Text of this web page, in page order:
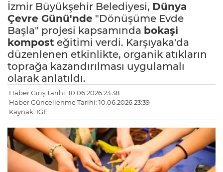
İzmir Büyükşehir Belediyesi, Dünya
Çevre Günü'nde "Dönüşüme Evde
Başla" projesi kapsamında bokaşi
kompost eğitimi verdi. Karşıyaka'da
düzenlenen etkinlikte, organik atıkların
toprağa kazandırılması uygulamalı
olarak anlatıldı.
Haber Giriş Tarihi: 10.06.2026 23:38
Haber Güncellenme Tarihi: 10.06.2026 23:39
Kaynak: IGF